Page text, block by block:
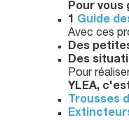
Pour vous
1 Guide
Avec ces
Des
Des
Pour
YLEA,
Trousses